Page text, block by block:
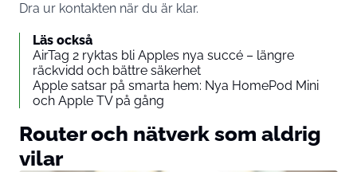
Dra ur kontakten när du är klar.
Läs också
AirTag 2 ryktas bli Apples nya succé – längre
räckvidd och bättre säkerhet
Apple satsar på smarta hem: Nya HomePod Mini
och Apple TV på gång
Router och nätverk som aldrig
vilar